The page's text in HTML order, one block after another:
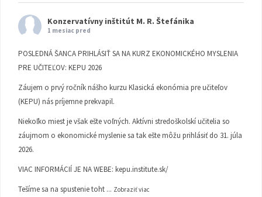
Konzervatívny inštitút M. R. Štefánika
1 mesiac pred
POSLEDNÁ ŠANCA PRIHLÁSIŤ SA NA KURZ EKONOMICKÉHO MYSLENIA
PRE UČITEĽOV: KEPU 2026
Záujem o prvý ročník nášho kurzu Klasická ekonómia pre učiteľov
(KEPU) nás príjemne prekvapil.
Niekoľko miest je však ešte voľných. Aktívni stredoškolskí učitelia so
záujmom o ekonomické myslenie sa tak ešte môžu prihlásiť do 31. júla
2026.
VIAC INFORMÁCIÍ JE NA WEBE: kepu.institute.sk/
Tešíme sa na spustenie toht ... Zobraziť viac